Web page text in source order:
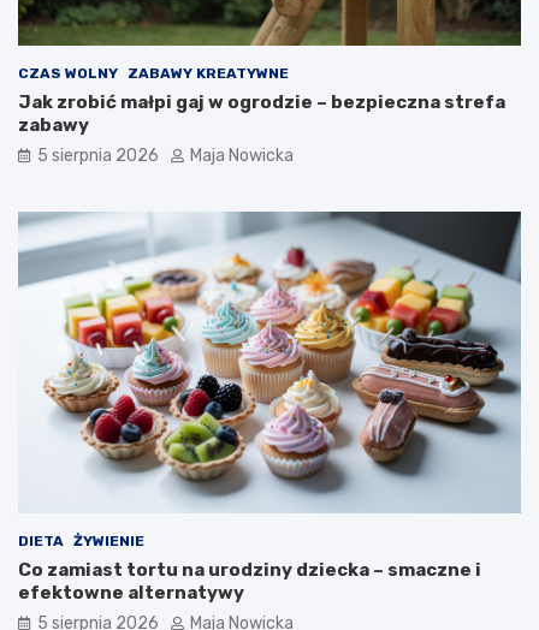
CZAS WOLNY ZABAWY KREATYWNE
Jak zrobić małpi gaj w ogrodzie – bezpieczna strefa
zabawy
5 sierpnia 2026 Maja Nowicka
DIETA ŻYWIENIE
Co zamiast tortu na urodziny dziecka – smaczne i
efektowne alternatywy
5 sierpnia 2026 Maja Nowicka